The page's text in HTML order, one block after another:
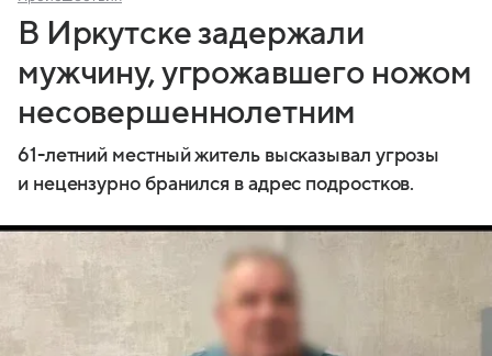
В Иркутске задержали
мужчину, угрожавшего ножом
несовершеннолетним
61-летний местный житель высказывал угрозы
и нецензурно бранился в адрес подростков.